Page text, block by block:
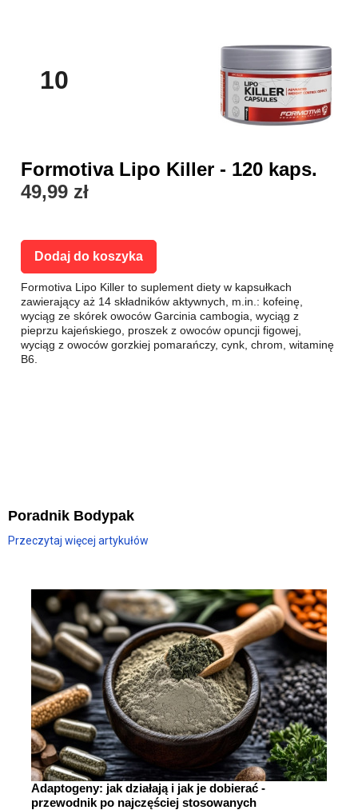
10
Formotiva Lipo Killer - 120 kaps.
49,99 zł
Dodaj do koszyka
Formotiva Lipo Killer to suplement diety w kapsułkach
zawierający aż 14 składników aktywnych, m.in.: kofeinę,
wyciąg ze skórek owoców Garcinia cambogia, wyciąg z
pieprzu kajeńskiego, proszek z owoców opuncji figowej,
wyciąg z owoców gorzkiej pomarańczy, cynk, chrom, witaminę
B6.
Poradnik Bodypak
Przeczytaj więcej artykułów
Adaptogeny: jak działają i jak je dobierać -
przewodnik po najczęściej stosowanych